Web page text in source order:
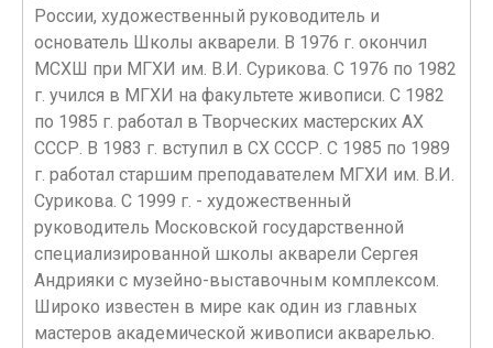
России, художественный руководитель и
основатель Школы акварели. В 1976 г. окончил
МСХШ при МГХИ им. В.И. Сурикова. С 1976 по 1982
г. учился в МГХИ на факультете живописи. С 1982
по 1985 г. работал в Творческих мастерских АХ
СССР. В 1983 г. вступил в СХ СССР. С 1985 по 1989
г. работал старшим преподавателем МГХИ им. В.И.
Сурикова. С 1999 г. - художественный
руководитель Московской государственной
специализированной школы акварели Сергея
Андрияки с музейно-выставочным комплексом.
Широко известен в мире как один из главных
мастеров академической живописи акварелью.